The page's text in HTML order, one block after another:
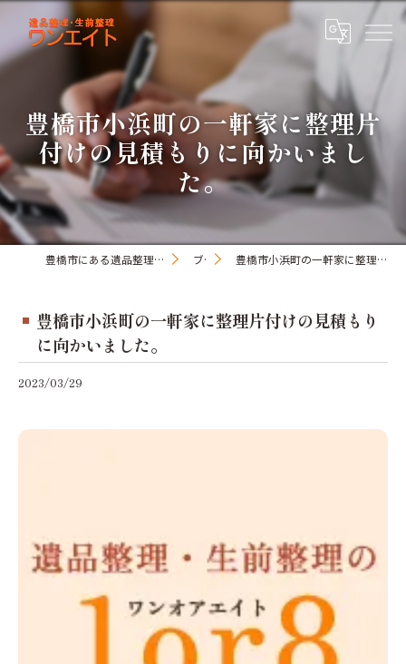
豊橋市小浜町の一軒家に整理片
付けの見積もりに向かいまし
た。
豊橋市にある遺品整理・生前整理のワンオアエイト ブログ 豊橋市小浜町の一軒家に整理片付けの見積もりに向かいました。
豊橋市小浜町の一軒家に整理片付けの見積もり
に向かいました。
2023/03/29